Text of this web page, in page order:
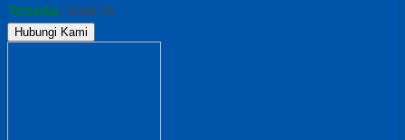
Tersedia / kode 06
Hubungi Kami